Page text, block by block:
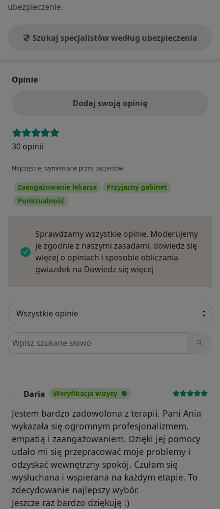
ubezpieczenie.
Szukaj specjalistów według ubezpieczenia
Opinie
Dodaj swoją opinię
30 opinii
Najczęściej wymieniane przez pacjentów
Zaangażowanie lekarza
Przyjazny gabinet
Punktualność
Sprawdzamy wszystkie opinie. Moderujemy
je zgodnie z naszymi zasadami, dowiedz się
więcej o opiniach i sposobie obliczania
gwiazdek na Dowiedz się więcej
Szukaj w opiniach
Daria Weryfikacja wizyty
Jestem bardzo zadowolona z terapii. Pani Ania
wykazała się ogromnym profesjonalizmem,
empatią i zaangażowaniem. Dzięki jej pomocy
udało mi się przepracować moje problemy i
odzyskać wewnętrzny spokój. Czułam się
wysłuchana i wspierana na każdym etapie. To
zdecydowanie najlepszy wybór.
Jeszcze raz bardzo dziękuję :)